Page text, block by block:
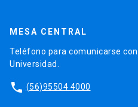
MESA CENTRAL
Teléfono para comunicarse
Universidad.
phone (56)95504 4000